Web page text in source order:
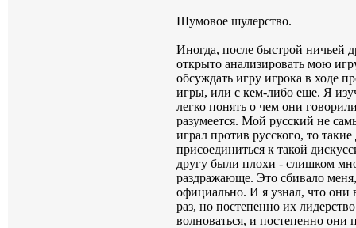
Шумовое шулерство.
Иногда, после быстрой ничьей
открыто анализировать мою
обсуждать игру игрока в ходе
игры, или с кем-либо еще. Я
легко понять о чем они
разумеется. Мой русский не
играл против русского, то
присоединиться к такой
другу были плохи - слишком
раздражающе. Это сбивало меня,
официально. И я узнал, что они
раз, но постепенно их
волноваться, и постепенно они